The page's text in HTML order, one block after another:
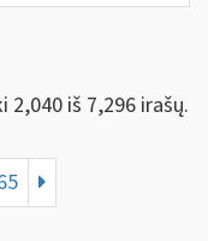
2,040 iš 7,296 irašų.